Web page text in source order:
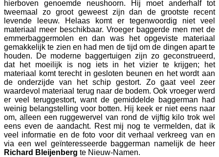
hierboven genoemde neushoorn. Hij moet anderhalf tot
tweemaal zo groot geweest zijn dan de grootste recent
levende leeuw. Helaas komt er tegenwoordig niet veel
materiaal meer beschikbaar. Vroeger baggerde men met de
emmerbaggermolen en dan was het opgeviste materiaal
gemakkelijk te zien en had men de tijd om de dingen apart te
houden. De moderne baggertuigen zijn zo geconstrueerd,
dat het moeilijk is nog iets in het vizier te krijgen; het
materiaal komt terecht in gesloten beunen en het wordt aan
de onderzijde van het schip gestort. Zo gaat veel zeer
waardevol materiaal terug naar de bodem. Ook vroeger werd
er veel teruggestort, want de gemiddelde baggerman had
weinig belangstelling voor botten. Hij keek er niet eens naar
om, alleen een ruggewervel van rond de vijftig kilo trok wel
eens even de aandacht. Rest mij nog te vermelden, dat ik
veel informatie en de foto voor dit verhaal verkreeg van en
via een wel geïnteresseerde baggerman namelijk de heer
Richard Bleijenberg te Nieuw-Namen.